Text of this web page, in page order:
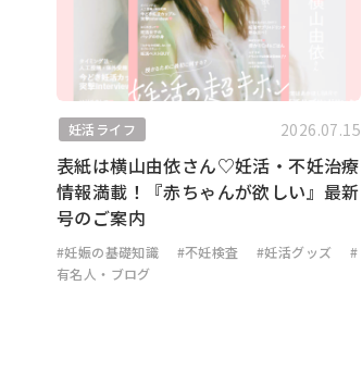
妊活ライフ 2026.07.15
表紙は横山由依さん♡妊活・不妊治療
情報満載！『赤ちゃんが欲しい』最新
号のご案内
#妊娠の基礎知識 #不妊検査 #妊活グッズ
#
有名人・ブログ